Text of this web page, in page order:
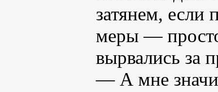
затянем, если
меры —
вырвались за
— А мне